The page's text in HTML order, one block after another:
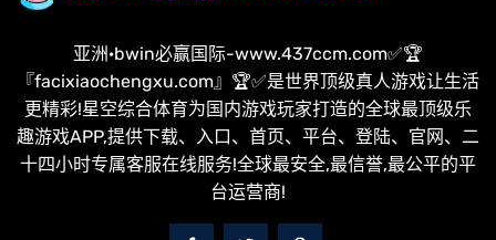
亚洲·bwin必赢国际-www.437ccm.com✅🏆
『facixiaochengxu.com』🏆✅是世界顶级真人游戏让生活
更精彩!星空综合体育为国内游戏玩家打造的全球最顶级乐
趣游戏APP,提供下载、入口、首页、平台、登陆、官网、二
十四小时专属客服在线服务!全球最安全,最信誉,最公平的平
台运营商!